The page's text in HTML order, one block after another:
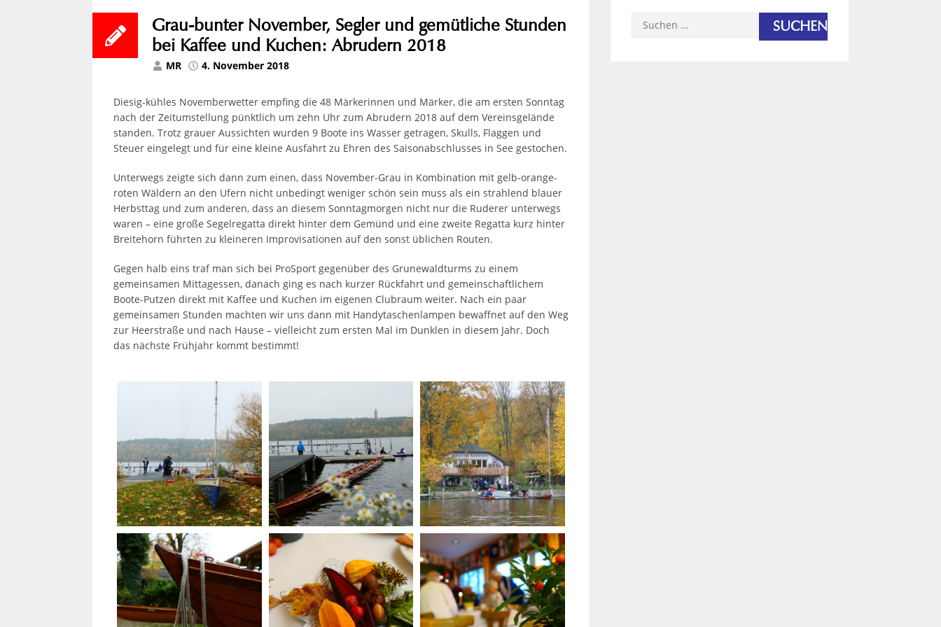
Grau-bunter November, Segler und gemütliche Stunden
bei Kaffee und Kuchen: Abrudern 2018
MR 4. November 2018
Diesig-kühles Novemberwetter empfing die 48 Märkerinnen und Märker, die am ersten Sonntag
nach der Zeitumstellung pünktlich um zehn Uhr zum Abrudern 2018 auf dem Vereinsgelände
standen. Trotz grauer Aussichten wurden 9 Boote ins Wasser getragen, Skulls, Flaggen und
Steuer eingelegt und für eine kleine Ausfahrt zu Ehren des Saisonabschlusses in See gestochen.
Unterwegs zeigte sich dann zum einen, dass November-Grau in Kombination mit gelb-orange-
roten Wäldern an den Ufern nicht unbedingt weniger schön sein muss als ein strahlend blauer
Herbsttag und zum anderen, dass an diesem Sonntagmorgen nicht nur die Ruderer unterwegs
waren – eine große Segelregatta direkt hinter dem Gemünd und eine zweite Regatta kurz hinter
Breitehorn führten zu kleineren Improvisationen auf den sonst üblichen Routen.
Gegen halb eins traf man sich bei ProSport gegenüber des Grunewaldturms zu einem
gemeinsamen Mittagessen, danach ging es nach kurzer Rückfahrt und gemeinschaftlichem
Boote-Putzen direkt mit Kaffee und Kuchen im eigenen Clubraum weiter. Nach ein paar
gemeinsamen Stunden machten wir uns dann mit Handytaschenlampen bewaffnet auf den Weg
zur Heerstraße und nach Hause – vielleicht zum ersten Mal im Dunklen in diesem Jahr. Doch
das nächste Frühjahr kommt bestimmt!
Suchen